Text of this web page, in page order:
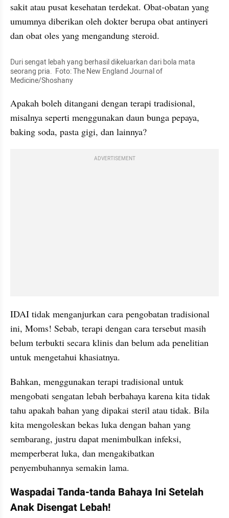
sakit atau pusat kesehatan terdekat. Obat-obatan yang
umumnya diberikan oleh dokter berupa obat antinyeri
dan obat oles yang mengandung steroid.
Duri sengat lebah yang berhasil dikeluarkan dari bola mata
seorang pria.  Foto: The New England Journal of
Medicine/Shoshany
Apakah boleh ditangani dengan terapi tradisional,
misalnya seperti menggunakan daun bunga pepaya,
baking soda, pasta gigi, dan lainnya?
ADVERTISEMENT
IDAI tidak menganjurkan cara pengobatan tradisional
ini, Moms! Sebab, terapi dengan cara tersebut masih
belum terbukti secara klinis dan belum ada penelitian
untuk mengetahui khasiatnya.
Bahkan, menggunakan terapi tradisional untuk
mengobati sengatan lebah berbahaya karena kita tidak
tahu apakah bahan yang dipakai steril atau tidak. Bila
kita mengoleskan bekas luka dengan bahan yang
sembarang, justru dapat menimbulkan infeksi,
memperberat luka, dan mengakibatkan
penyembuhannya semakin lama.
Waspadai Tanda-tanda Bahaya Ini Setelah
Anak Disengat Lebah!